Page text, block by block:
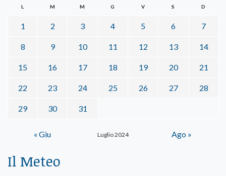
Luglio 2024
L M M G V S D
1 2 3 4 5 6 7
8 9 10 11 12 13 14
15 16 17 18 19 20 21
22 23 24 25 26 27 28
29 30 31
« Giu Ago »
Il Meteo